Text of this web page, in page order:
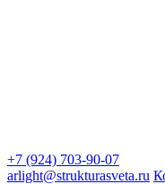
+7 (924) 703-90-07
arlight@strukturasveta.ru